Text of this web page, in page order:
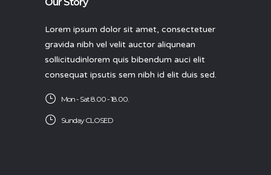
Lorem ipsum dolor sit amet, consectetuer
gravida nibh vel velit auctor aliqunean
sollicitudinlorem quis bibendum auci elit
consequat ipsutis sem nibh id elit duis sed.
Mon - Sat 8.00 - 18.00.
Sunday CLOSED